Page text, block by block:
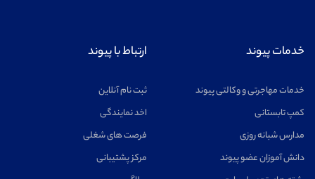
خدمات پیوند
خدمات مهاجرتی و وکالتی پیوند
کمپ تابستانی
مدارس شبانه روزی
دانش آموزان عضو پیوند
ارتباط با پیوند
ثبت نام آنلاین
اخد نمایندگی
فرصت های شغلی
مرکز پشتیبانی